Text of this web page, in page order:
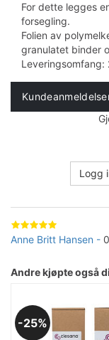
For dette legges
forsegling.
Folien av
granulatet binder
Logg
Anne Britt Hansen
Andre kjøpte også
25%